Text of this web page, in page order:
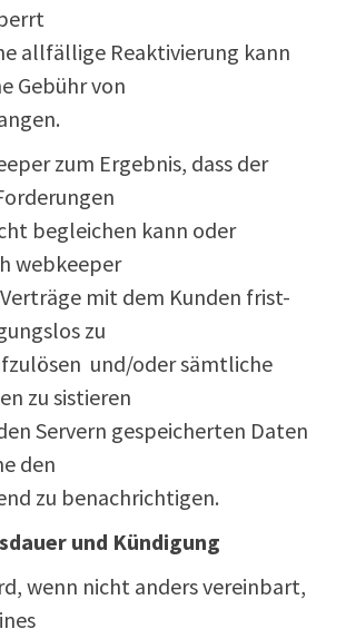
allfällige Reaktivierung kann
Gebühr von
zum Ergebnis, dass der
begleichen kann oder
webkeeper
mit dem Kunden frist-
zu
und/oder sämtliche
zu sistieren
Servern gespeicherten Daten
den
zu benachrichtigen.
und Kündigung
wenn nicht anders vereinbart,